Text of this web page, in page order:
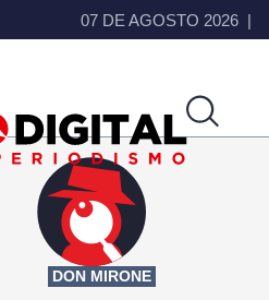
07 DE AGOSTO 2026
DON MIRONE